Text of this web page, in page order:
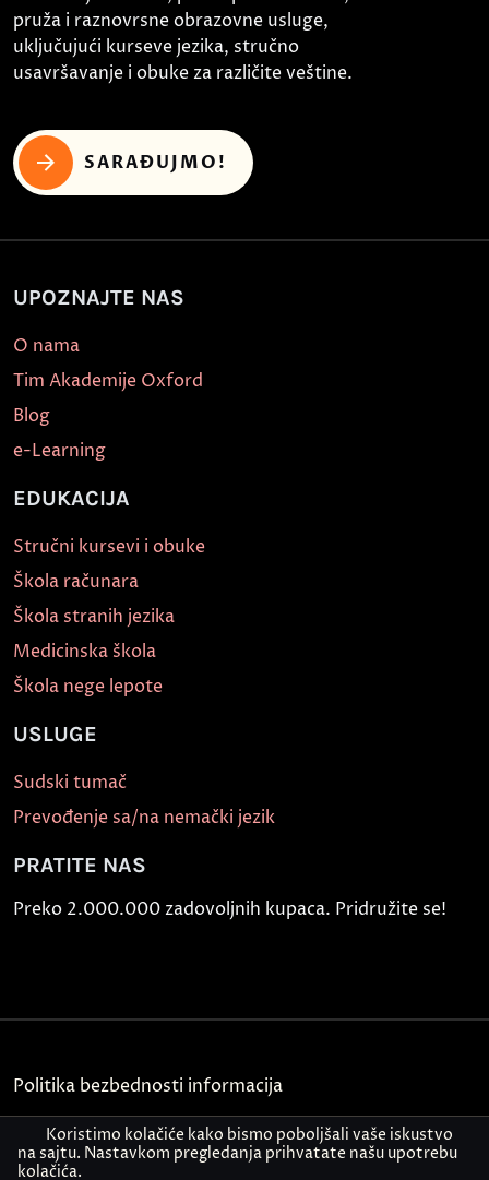
pruža i raznovrsne obrazovne usluge,
uključujući kurseve jezika, stručno
usavršavanje i obuke za različite veštine.
SARAĐUJMO!
UPOZNAJTE NAS
O nama
Tim Akademije Oxford
Blog
e-Learning
EDUKACIJA
Stručni kursevi i obuke
Škola računara
Škola stranih jezika
Medicinska škola
Škola nege lepote
USLUGE
Sudski tumač
Prevođenje sa/na nemački jezik
PRATITE NAS
Preko 2.000.000 zadovoljnih kupaca. Pridružite se!
Politika bezbednosti informacija
Kontakt
Koristimo kolačiće kako bismo poboljšali vaše iskustvo
na sajtu. Nastavkom pregledanja prihvatate našu upotrebu
kolačića.